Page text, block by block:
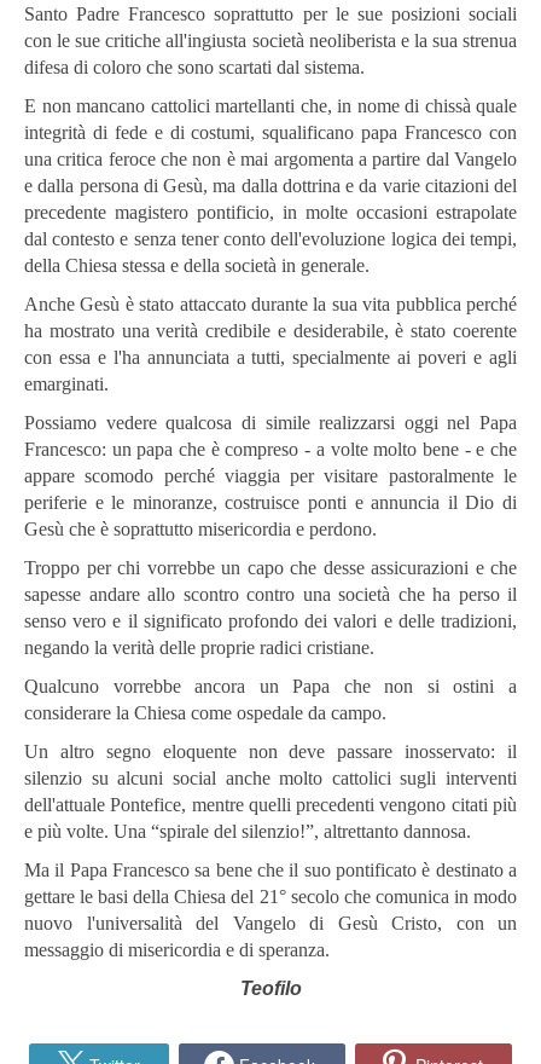
Santo Padre Francesco soprattutto per le sue posizioni sociali
con le sue critiche all'ingiusta società neoliberista e la sua strenua
difesa di coloro che sono scartati dal sistema.
E non mancano cattolici martellanti che, in nome di chissà quale
integrità di fede e di costumi, squalificano papa Francesco con
una critica feroce che non è mai argomenta a partire dal Vangelo
e dalla persona di Gesù, ma dalla dottrina e da varie citazioni del
precedente magistero pontificio, in molte occasioni estrapolate
dal contesto e senza tener conto dell'evoluzione logica dei tempi,
della Chiesa stessa e della società in generale.
Anche Gesù è stato attaccato durante la sua vita pubblica perché
ha mostrato una verità credibile e desiderabile, è stato coerente
con essa e l'ha annunciata a tutti, specialmente ai poveri e agli
emarginati.
Possiamo vedere qualcosa di simile realizzarsi oggi nel Papa
Francesco: un papa che è compreso - a volte molto bene - e che
appare scomodo perché viaggia per visitare pastoralmente le
periferie e le minoranze, costruisce ponti e annuncia il Dio di
Gesù che è soprattutto misericordia e perdono.
Troppo per chi vorrebbe un capo che desse assicurazioni e che
sapesse andare allo scontro contro una società che ha perso il
senso vero e il significato profondo dei valori e delle tradizioni,
negando la verità delle proprie radici cristiane.
Qualcuno vorrebbe ancora un Papa che non si ostini a
considerare la Chiesa come ospedale da campo.
Un altro segno eloquente non deve passare inosservato: il
silenzio su alcuni social anche molto cattolici sugli interventi
dell'attuale Pontefice, mentre quelli precedenti vengono citati più
e più volte. Una “spirale del silenzio!”, altrettanto dannosa.
Ma il Papa Francesco sa bene che il suo pontificato è destinato a
gettare le basi della Chiesa del 21° secolo che comunica in modo
nuovo l'universalità del Vangelo di Gesù Cristo, con un
messaggio di misericordia e di speranza.
Teofilo